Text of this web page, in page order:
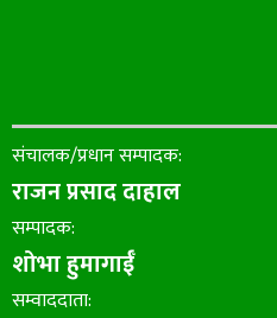
संचालक/प्रधान सम्पादक:
राजन प्रसाद दाहाल
सम्पादक:
शोभा हुमागाईँ
सम्वाददाता: